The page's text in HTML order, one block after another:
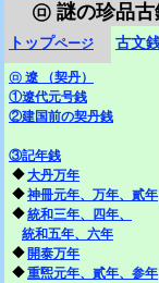
トップページ
㋺謎の珍品古
古文
㋺ 遼 （契丹）
①遼代元号銭
②建国前の契丹銭
③記年銭
◆大丹万年
◆神冊元年、万年、貳年
◆統和三年、四年、
統和五年、六年
◆ 開泰万年
◆重煕元年、貳年、参年